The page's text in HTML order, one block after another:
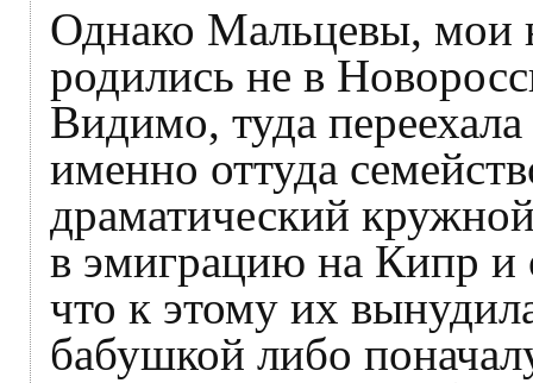
Однако Мальцевы, мои
родились не в
Видимо, туда
именно оттуда
драматический
в эмиграцию на Кипр и
что к этому их
бабушкой либо